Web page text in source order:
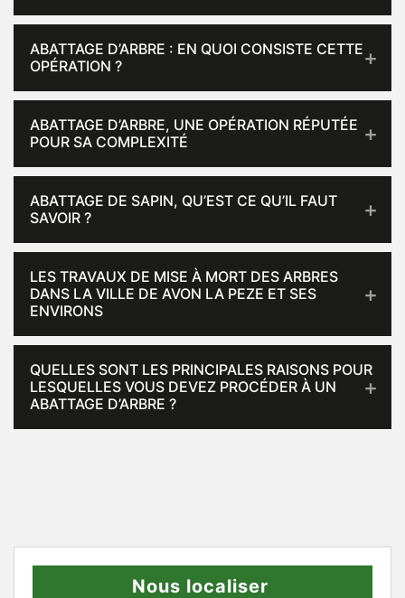
ABATTAGE D’ARBRE : EN QUOI CONSISTE CETTE
OPÉRATION ?
ABATTAGE D’ARBRE, UNE OPÉRATION RÉPUTÉE
POUR SA COMPLEXITÉ
ABATTAGE DE SAPIN, QU’EST CE QU’IL FAUT
SAVOIR ?
LES TRAVAUX DE MISE À MORT DES ARBRES
DANS LA VILLE DE AVON LA PEZE ET SES
ENVIRONS
QUELLES SONT LES PRINCIPALES RAISONS POUR
LESQUELLES VOUS DEVEZ PROCÉDER À UN
ABATTAGE D’ARBRE ?
Nous localiser